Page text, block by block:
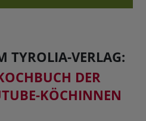
TYROLIA-VERLAG:
DER
KÖCHINNEN